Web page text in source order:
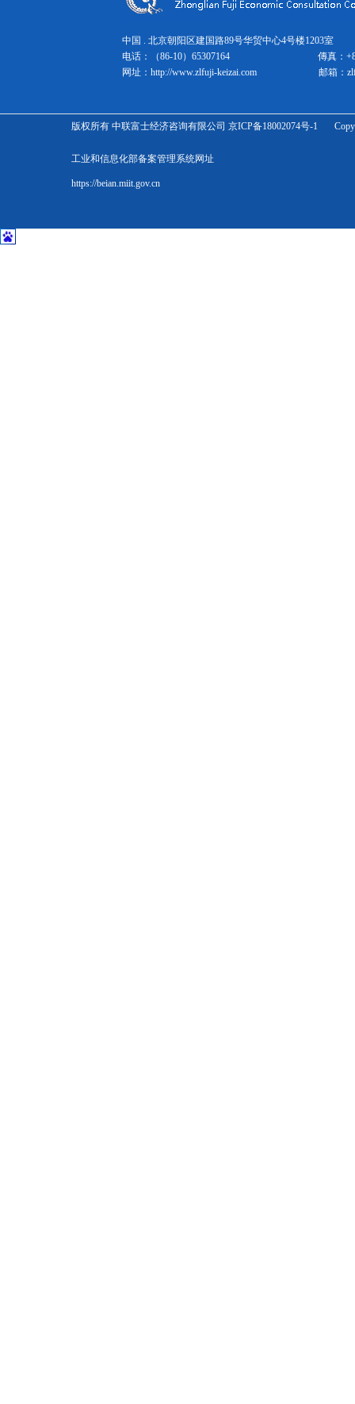
中国 . 北京朝阳区建国路89号华贸中心4号楼1203室
电话：（86-10）65307164
傳真：
网址： http://www.zlfuji-keizai.com 邮箱：
版权所有 中联富士经济咨询有限公司 京ICP备18002074号-1
工业和信息化部备案管理系统网址
https://beian.miit.gov.cn